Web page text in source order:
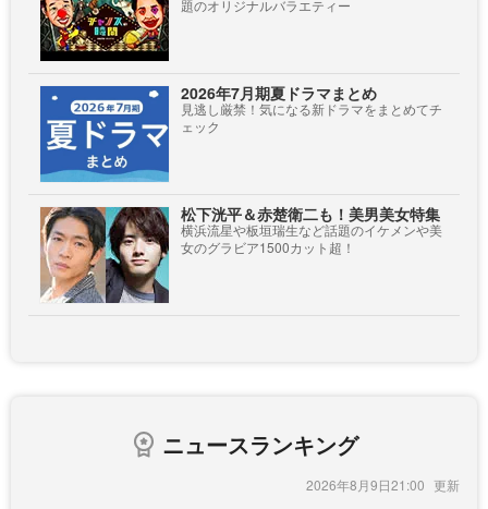
題のオリジナルバラエティー
2026年7月期夏ドラマまとめ
見逃し厳禁！気になる新ドラマをまとめてチ
ェック
松下洸平＆赤楚衛二も！美男美女特集
横浜流星や板垣瑞生など話題のイケメンや美
女のグラビア1500カット超！
ニュースランキング
2026年8月9日21:00